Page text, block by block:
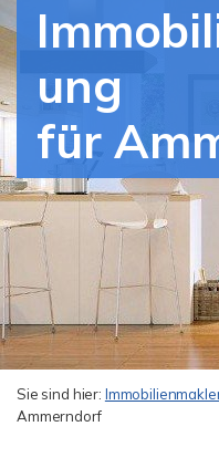
ung
für
Sie sind hier:
Ammerndorf